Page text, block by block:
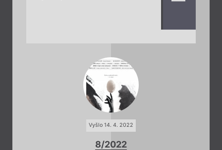
Vyšlo 14. 4. 2022
8/2022